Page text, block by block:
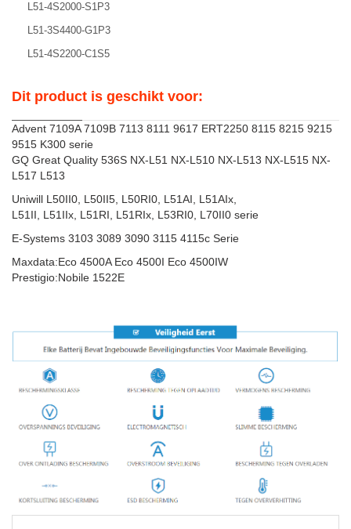
L51-4S2000-S1P3
L51-3S4400-G1P3
L51-4S2200-C1S5
Dit product is geschikt voor:
Advent 7109A 7109B 7113 8111 9617 ERT2250 8115 8215 9215
9515 K300 serie
GQ Great Quality 536S NX-L51 NX-L510 NX-L513 NX-L515 NX-
L517 L513
Uniwill L50II0, L50II5, L50RI0, L51AI, L51AIx,
L51II, L51IIx, L51RI, L51RIx, L53RI0, L70II0 serie
E-Systems 3103 3089 3090 3115 4115c Serie
Maxdata:Eco 4500A Eco 4500I Eco 4500IW
Prestigio:Nobile 1522E